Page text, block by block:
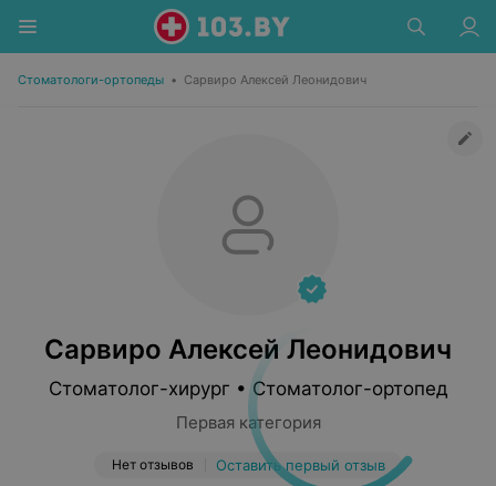
Стоматологи-ортопеды • Сарвиро Алексей Леонидович
Сарвиро Алексей Леонидович
Стоматолог-хирург • Стоматолог-ортопед
Первая категория
Нет отзывов Оставить первый отзыв